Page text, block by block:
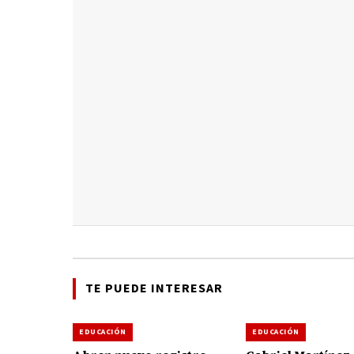
TE PUEDE INTERESAR
EDUCACIÓN EDUCACIÓN